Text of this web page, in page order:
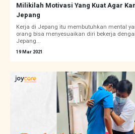
Milikilah Motivasi Yang Kuat Agar
Jepang
Kerja di Jepang itu membutuhkan mental
orang bisa menyesuaikan diri bekerja
Jepang...
19 Mar 2021